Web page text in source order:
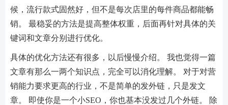
候，流行款式固然好，但不是每次店里的每件商品都能畅
销。 最稳妥的方法是提高整体权重，后面再针对具体的关
键词和文章分别进行优化。
具体的优化方法还有很多，以后慢慢介绍。 我也觉得一篇
文章有​​那么一两个知识点，完全可以消化理解。 对于对营
销能力要求更高的行业，不是简单的发外链，只是发文
章。 即使你是一个小SEO，你也基本没发过几个外链。 除